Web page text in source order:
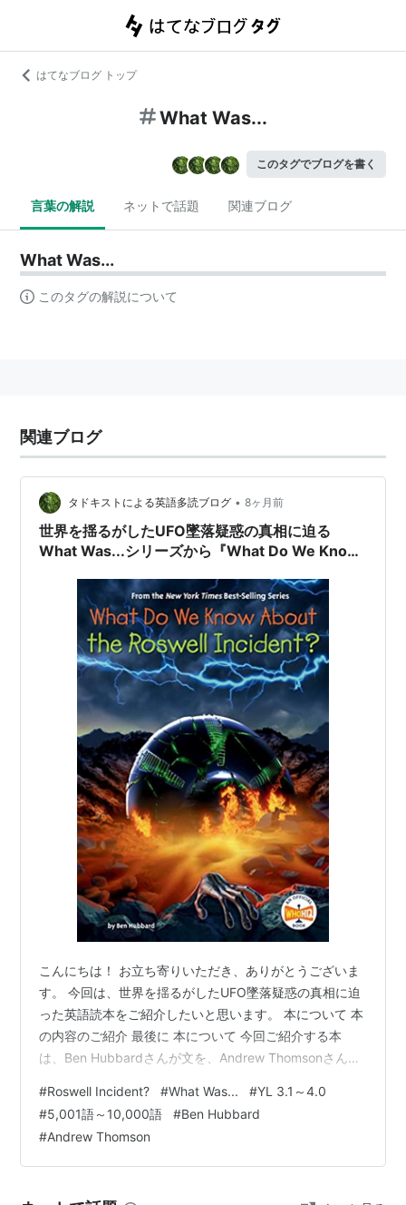
はてなブログ トップ
What Was...
このタグでブログを書く
言葉の解説 ネットで話題 関連ブログ
What Was...
このタグの解説について
関連ブログ
タドキストによる英語多読ブログ • 8ヶ月前
世界を揺るがしたUFO墜落疑惑の真相に迫る
What Was...シリーズから『What Do We Know
こんにちは！ お立ち寄りいただき、ありがとうございま
す。 今回は、世界を揺るがしたUFO墜落疑惑の真相に迫
った英語読本をご紹介したいと思います。 本について 本
の内容のご紹介 最後に 本について 今回ご紹介する本
は、Ben Hubbardさんが文を、Andrew Thomsonさんが
About the Roswell Incident?』です。 元々は、アメリカ
の子ども向けに書かれた本ですが、日本でも多読用とし
て人気のあるシリーズです。 YL 2.8～3.8程度 語数は
7,719語 シリーズ：What Was...の本です。 Wha…
#Roswell Incident? #What Was... #YL 3.1～4.0
#5,001語～10,000語 #Ben Hubbard
#Andrew Thomson